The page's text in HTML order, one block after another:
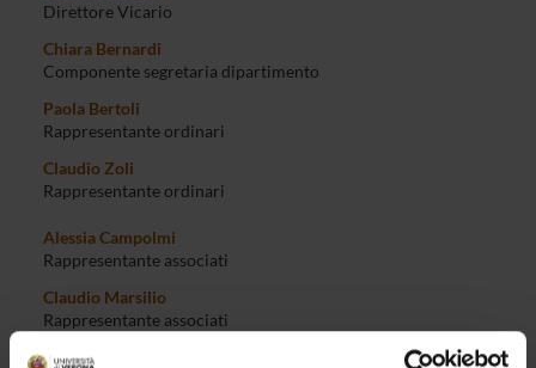
Direttore Vicario
Chiara Bernardi
Componente segretaria dipartimento
Paola Bertoli
Rappresentante ordinari
Claudio Zoli
Rappresentante ordinari
Alessia Campolmi
Rappresentante associati
Claudio Marsilio
Rappresentante associati
Lidia Ceriani